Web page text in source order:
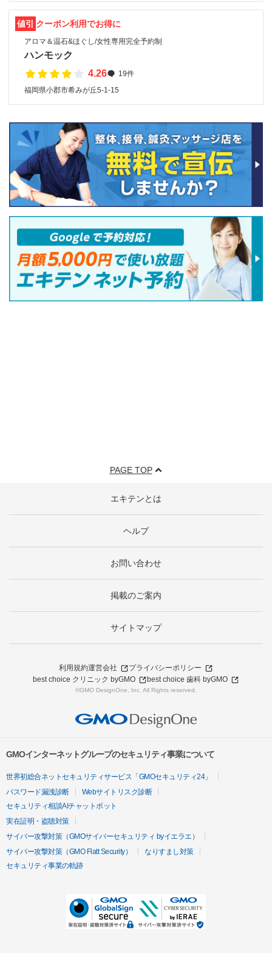
値引 クーポン利用でお得に
アロマ＆温石&ほぐし/女性専用完全予約制
ハンモック
4.26
19件
福岡県小郡市希みが丘5-1-15
PAGE TOP
エキテンとは
ヘルプ
お問い合わせ
掲載のご案内
サイトマップ
利用規約運営会社
プライバシーポリシー
best choice クリニック byGMO
best choice 歯科 byGMO
©GMO DesignOne, Inc. All Rights reserved.
GMOインターネットグループのセキュリティ事業について
世界初総合ネットセキュリティサービス「GMOセキュリティ24」
パスワード漏洩診断
Webサイトリスク診断
セキュリティ相談AIチャットボット
実在証明・盗聴対策
サイバー攻撃対策（GMOサイバーセキュリティ byイエラエ）
サイバー攻撃対策（GMO Flatt Security）
なりすまし対策
セキュリティ事業の軌跡